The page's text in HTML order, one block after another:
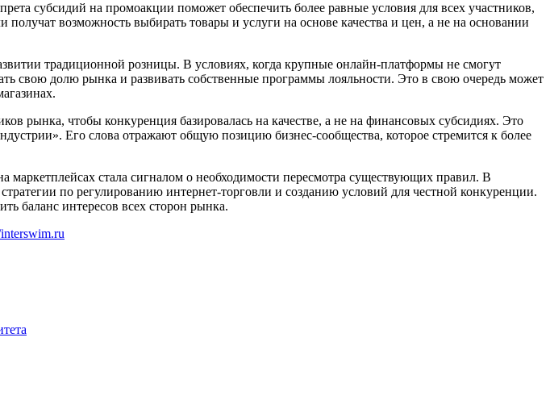
субсидий на промоакции поможет обеспечить более равные условия для всех участников,
возможность выбирать товары и услуги на основе качества и цен, а не на основании
традиционной розницы. В условиях, когда крупные онлайн-платформы не смогут
свою долю рынка и развивать собственные программы лояльности. Это в свою очередь может
рынка, чтобы конкуренция базировалась на качестве, а не на финансовых субсидиях. Это
Его слова отражают общую позицию бизнес-сообщества, которое стремится к более
стала сигналом о необходимости пересмотра существующих правил. В
по регулированию интернет-торговли и созданию условий для честной конкуренции.
баланс интересов всех сторон рынка.